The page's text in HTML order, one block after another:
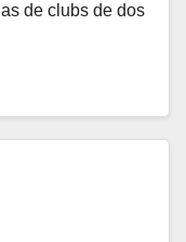
de clubs de dos